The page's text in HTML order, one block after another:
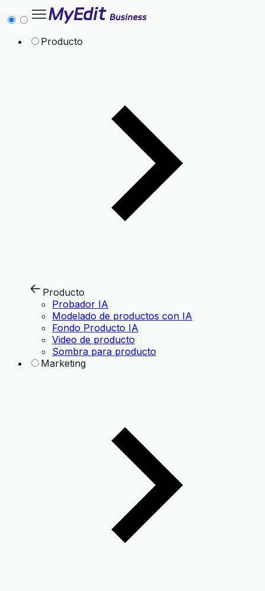
Producto
Producto
Probador IA
Modelado de productos con IA
Fondo Producto IA
Video de producto
Sombra para producto
Marketing